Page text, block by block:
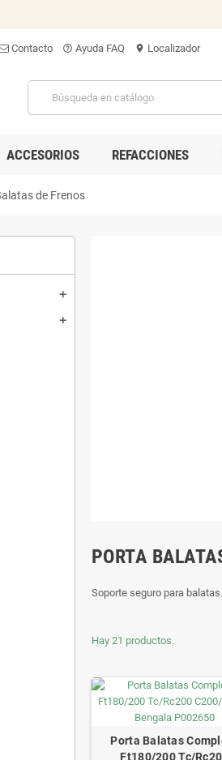
Contacto help_outline Ayuda FAQ location_on Localizador
ACCESORIOS REFACCIONES
de Frenos
add
add
PORTA
Soporte seguro para balatas.
Hay 21 productos.
Porta Balatas
Ft180/200 Tc/